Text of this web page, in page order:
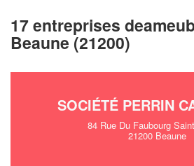
17 entreprises
Beaune (21200)
SOCIÉTÉ PERRIN
84 Rue Du Faubourg
21200 Beaune